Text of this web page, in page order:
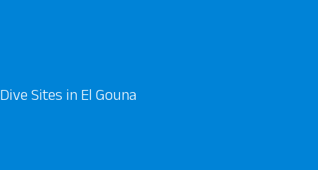
Dive Sites in El Gouna